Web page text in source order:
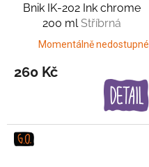
Bnik IK-202 Ink chrome
200 mlStříbrná
Momentálně nedostupné
260 Kč